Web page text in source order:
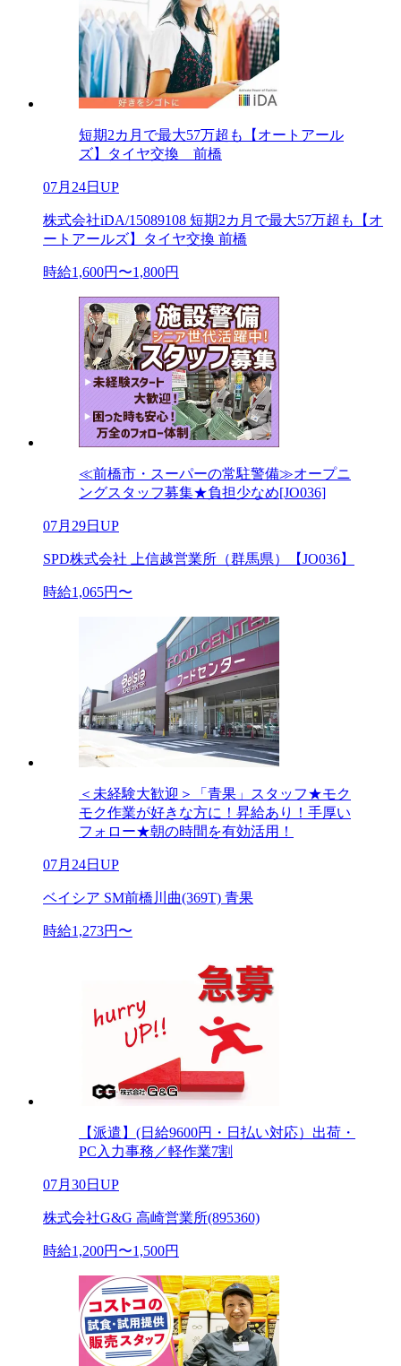
短期2カ月で最大57万超も【オートアール
ズ】タイヤ交換 前橋
07月24日UP
株式会社iDA/15089108 短期2カ月で最大57万超も【オ
ートアールズ】タイヤ交換 前橋
時給1,600円〜1,800円
≪前橋市・スーパーの常駐警備≫オープニ
ングスタッフ募集★負担少なめ[JO036]
07月29日UP
SPD株式会社 上信越営業所（群馬県）【JO036】
時給1,065円〜
＜未経験大歓迎＞「青果」スタッフ★モク
モク作業が好きな方に！昇給あり！手厚い
フォロー★朝の時間を有効活用！
07月24日UP
ベイシア SM前橋川曲(369T) 青果
時給1,273円〜
【派遣】(日給9600円・日払い対応）出荷・
PC入力事務／軽作業7割
07月30日UP
株式会社G&G 高崎営業所(895360)
時給1,200円〜1,500円